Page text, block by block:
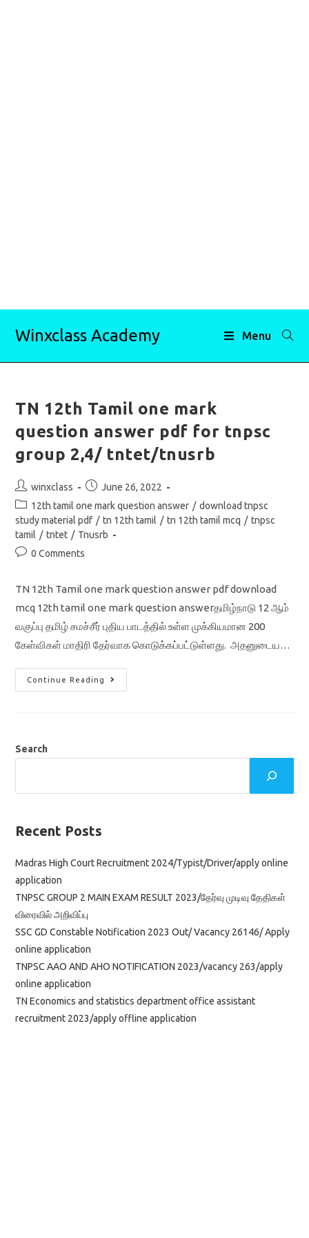
Winxclass Academy Menu
TN 12th Tamil one mark
question answer pdf for tnpsc
group 2,4/ tntet/tnusrb
Post
author:
winxclass
Post
published:
June 26, 2022
Post
category:
12th tamil one mark question answer / download tnpsc
study material pdf / tn 12th tamil / tn 12th tamil mcq / tnpsc
tamil / tntet / Tnusrb
Post0 Comments
TN 12th Tamil one mark question answer pdf download
mcq 12th tamil one mark question answerதமிழ்நாடு 12 ஆம்
வகுப்பு தமிழ் சமச்சீர் புதிய பாடத்தில் உள்ள முக்கியமான 200
கேள்விகள் மாதிரி தேர்வாக கொடுக்கப்பட்டுள்ளது. அதனுடைய…
Continue Reading
TN
12th
For
Tntet/tnusrb
Search
Recent Posts
Madras High Court Recruitment 2024/Typist/Driver/apply online
application
TNPSC GROUP 2 MAIN EXAM RESULT 2023/தேர்வு முடிவு தேதிகள்
விரைவில் அறிவிப்பு
SSC GD Constable Notification 2023 Out/ Vacancy 26146/ Apply
online application
TNPSC AAO AND AHO NOTIFICATION 2023/vacancy 263/apply
online application
TN Economics and statistics department office assistant
recruitment 2023/apply offline application